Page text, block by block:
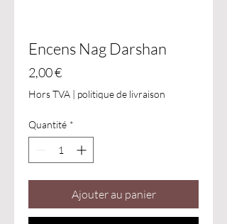
Encens Nag Darshan
2,00 €Prix
Hors TVA | politique de livraison
Quantité *
Ajouter au panier